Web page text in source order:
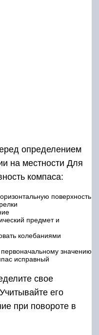
определением
на местности Для
компаса:
поверхность
предмет и
колебаниями
значению
исправный
свое
его
при повороте в